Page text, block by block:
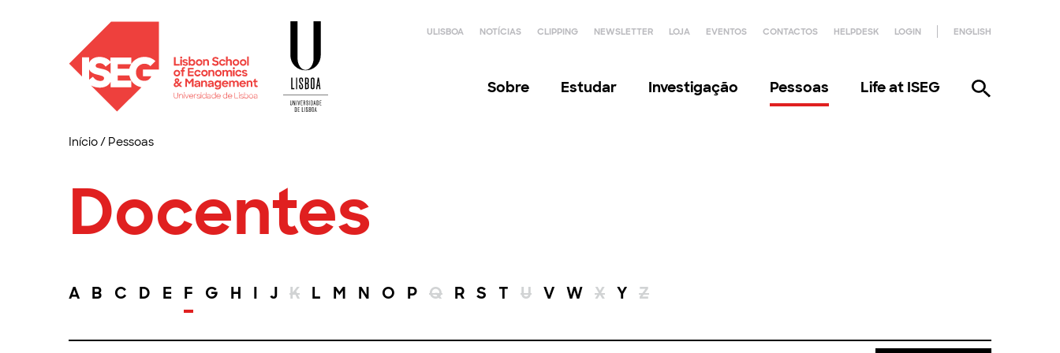
ULISBOA NOTÍCIAS CLIPPING NEWSLETTER LOJA EVENTOS CONTACTOS HELPDESK LOGIN ENGLISH
Sobre Estudar Investigação Pessoas Life at ISEG
Início/ Pessoas
Docentes
A B C D E F G H I J K L M N O P Q R S T U V W X Y Z